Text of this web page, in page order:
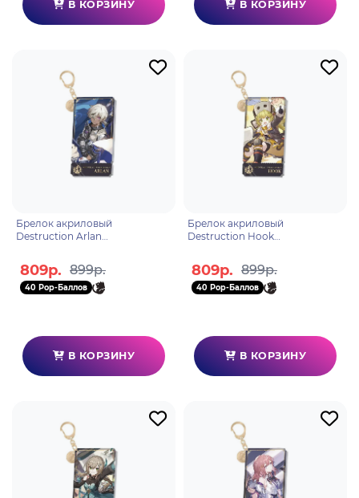
В КОРЗИНУ В КОРЗИНУ
Брелок акриловый
Destruction Arlan
809р. 899р.
40 Pop-Баллов
В КОРЗИНУ
Брелок акриловый
Destruction Hook
809р. 899р.
40 Pop-Баллов
В КОРЗИНУ